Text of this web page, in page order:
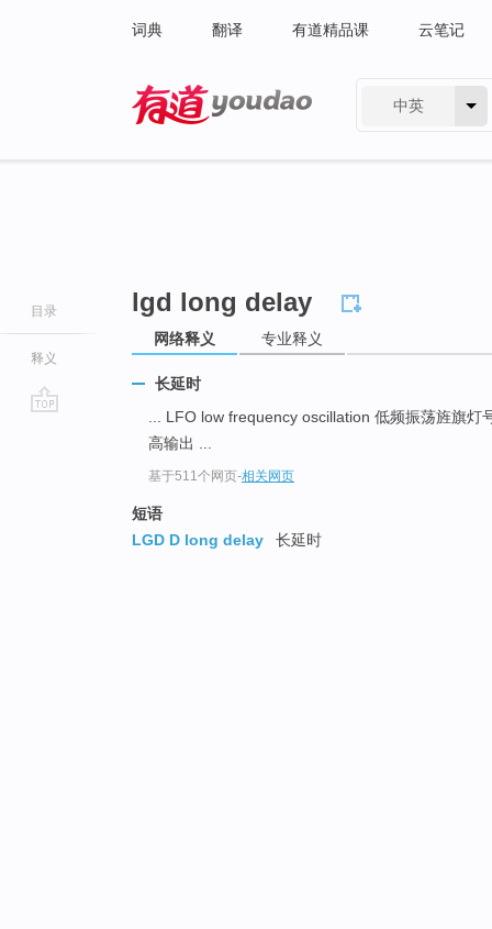
词典 翻译 有道精品课 云笔记
中英
目录
释义
lgd long delay
网络释义 专业释义
长延时
... LFO low frequency oscillation 低频振荡旌旗灯
高输出 ...
基于511个网页-相关网页
短语
LGD D long delay
长延时